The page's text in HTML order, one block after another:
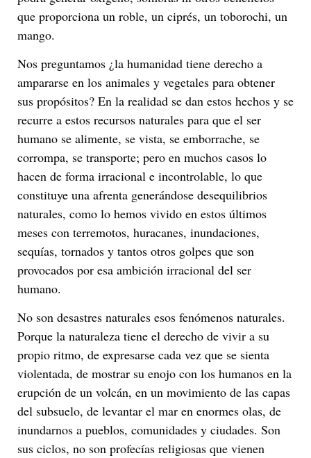
que proporciona un roble, un ciprés, un toborochi, un
mango.
Nos preguntamos ¿la humanidad tiene derecho a
ampararse en los animales y vegetales para obtener
sus propósitos? En la realidad se dan estos hechos y se
recurre a estos recursos naturales para que el ser
humano se alimente, se vista, se emborrache, se
corrompa, se transporte; pero en muchos casos lo
hacen de forma irracional e incontrolable, lo que
constituye una afrenta generándose desequilibrios
naturales, como lo hemos vivido en estos últimos
meses con terremotos, huracanes, inundaciones,
sequías, tornados y tantos otros golpes que son
provocados por esa ambición irracional del ser
humano.
No son desastres naturales esos fenómenos naturales.
Porque la naturaleza tiene el derecho de vivir a su
propio ritmo, de expresarse cada vez que se sienta
violentada, de mostrar su enojo con los humanos en la
erupción de un volcán, en un movimiento de las capas
del subsuelo, de levantar el mar en enormes olas, de
inundarnos a pueblos, comunidades y ciudades. Son
sus ciclos, no son profecías religiosas que vienen